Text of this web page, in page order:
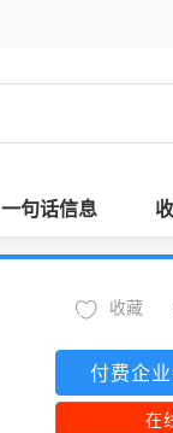
一句话信息
收藏
付费企
在